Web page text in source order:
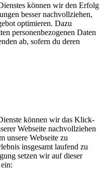
können wir den Erfolg
besser nachvollziehen,
optimieren. Dazu
personenbezogenen Daten
ab, sofern du deren
können wir das Klick-
Webseite nachvollziehen
unsere Webseite zu
insgesamt laufend zu
setzen wir auf dieser